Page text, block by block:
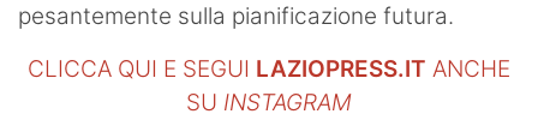
pesantemente sulla pianificazione futura.
CLICCA QUI E SEGUI LAZIOPRESS.IT ANCHE
SU INSTAGRAM